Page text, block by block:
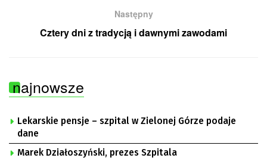
Następny
Cztery dni z tradycją i dawnymi zawodami
najnowsze
Lekarskie pensje – szpital w Zielonej Górze podaje
dane
Marek Działoszyński, prezes Szpitala